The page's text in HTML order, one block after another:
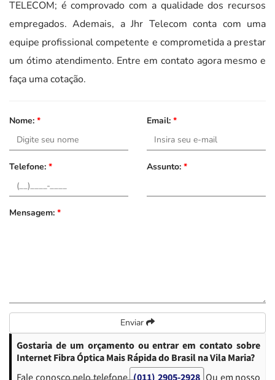
TELECOM; é comprovado com a qualidade dos recursos
empregados. Ademais, a Jhr Telecom conta com uma
equipe profissional competente e comprometida a prestar
um ótimo atendimento. Entre em contato agora mesmo e
faça uma cotação.
Nome: * Email: *
Telefone: * Assunto: *
Mensagem: *
Enviar
Gostaria de um orçamento ou entrar em contato sobre
Internet Fibra Óptica Mais Rápida do Brasil na Vila Maria?
Fale conosco pelo telefone (011) 2905-2928 Ou em nosso